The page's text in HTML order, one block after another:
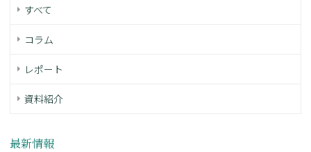
すべて
コラム
レポート
資料紹介
最新情報